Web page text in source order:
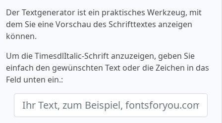
Der Textgenerator ist ein praktisches Werkzeug, mit
dem Sie eine Vorschau des Schrifttextes anzeigen
können.
Um die TimesdlItalic-Schrift anzuzeigen, geben Sie
einfach den gewünschten Text oder die Zeichen in das
Feld unten ein.: